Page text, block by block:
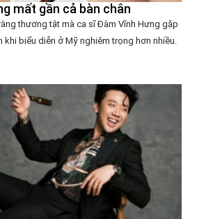
mất gần cả bàn chân
thương tật mà ca sĩ Đàm Vĩnh Hưng gặp
khi biểu diễn ở Mỹ nghiêm trọng hơn nhiều.